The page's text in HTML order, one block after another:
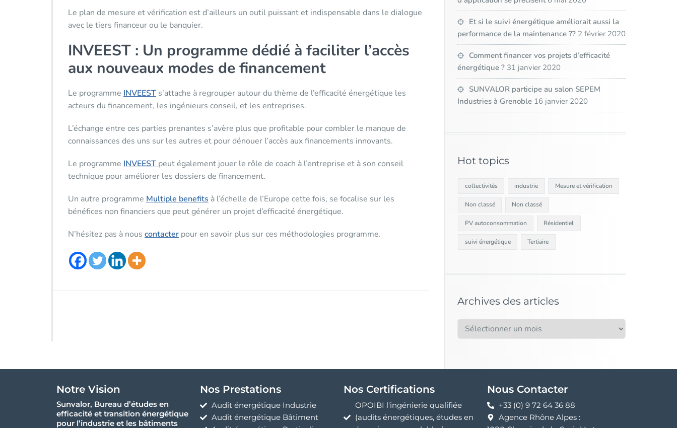
Le plan de mesure et vérification est d’ailleurs un outil puissant et indispensable dans le dialogue
avec le tiers financeur ou le banquier.
INVEEST : Un programme dédié à faciliter l’accès
aux nouveaux modes de financement
Le programme INVEEST s’attache à regrouper autour du thème de l’efficacité énergétique les
acteurs du financement, les ingénieurs conseil, et les entreprises.
L’échange entre ces parties prenantes s’avère plus que profitable pour combler le manque de
connaissances des uns sur les autres et pour dénouer l’accès aux financements innovants.
Le programme INVEEST peut également jouer le rôle de coach à l’entreprise et à son conseil
technique pour améliorer les dossiers de financement.
Un autre programme Multiple benefits à l’échelle de l’Europe cette fois, se focalise sur les
bénéfices non financiers que peut générer un projet d’efficacité énergétique.
N’hésitez pas à nous contacter pour en savoir plus sur ces méthodologies programme.
Et si le suivi énergétique améliorait aussi la
performance de la maintenance ?? 2 février 2020
Comment financer vos projets d’efficacité
énergétique ? 31 janvier 2020
SUNVALOR participe au salon SEPEM
Industries à Grenoble 16 janvier 2020
Hot topics
collectivités industrie Mesure et vérification
Non classé Non classé
PV autoconsommation Résidentiel
suivi énergétique Tertiaire
Archives des articles
Notre Vision
Sunvalor, Bureau d’études en
efficacité et transition énergétique
pour l’industrie et les bâtiments
Nos Prestations
Audit énergétique Industrie
Audit énergétique Bâtiment
Nos Certifications
OPOIBI l'ingénierie qualifiée
(audits énergétiques, études en
Nous Contacter
+33 (0) 9 72 64 36 88
Agence Rhône Alpes :